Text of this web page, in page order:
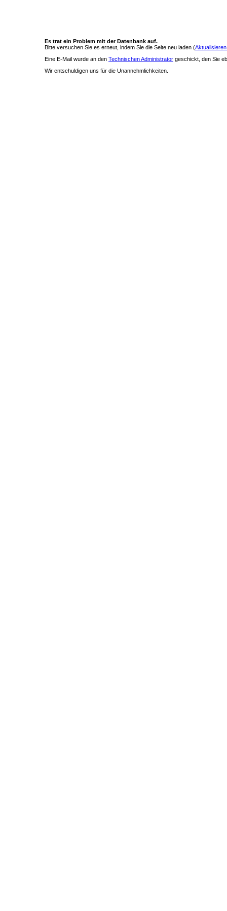
Es trat ein Problem mit der Datenbank auf.
Bitte versuchen Sie es erneut, indem Sie die Seite neu laden (
Eine E-Mail wurde an den Technischen Administrator geschickt, den Sie
Wir entschuldigen uns für die Unannehmlichkeiten.